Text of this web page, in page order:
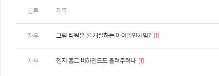
분류 제목
자유 그럼 티원은 롤 개잘하는 아이돌인거임? [1]
자유 젠지 홈그 비하인드도 올려주려나 [1]